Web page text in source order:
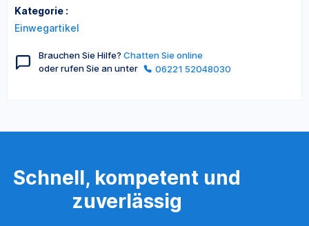
Kategorie :
Einwegartikel
Brauchen Sie Hilfe? Chatten Sie online
oder rufen Sie an unter
06221 52048030
Schnell, kompetent und
zuverlässig